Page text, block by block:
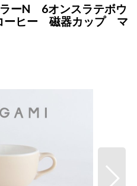
ラーN 6オンスラテボウ
ヒー 磁器カップ マ